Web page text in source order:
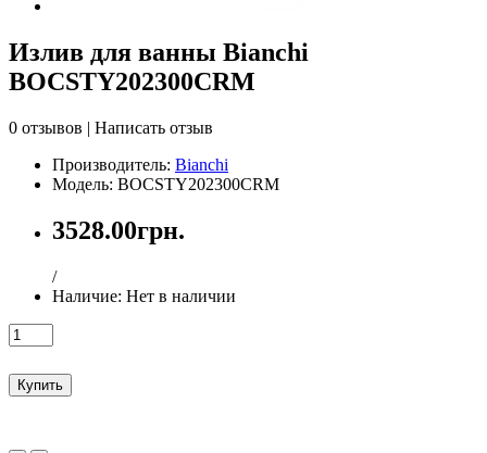
Излив для ванны Bianchi
BOCSTY202300CRM
0 отзывов | Написать отзыв
Производитель: Bianchi
Модель: BOCSTY202300CRM
3528.00грн.
/
Наличие: Нет в наличии
Купить